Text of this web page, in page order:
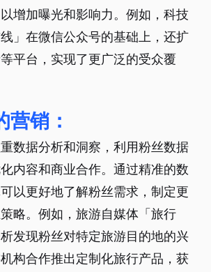
增加曝光和影响力。例如，科技
」在微信公众号的基础上，还扩
平台，实现了更广泛的受众覆
营销：
数据分析和洞察，利用粉丝数据
内容和商业合作。通过精准的数
以更好地了解粉丝需求，制定更
略。例如，旅游自媒体「旅行
发现粉丝对特定旅游目的地的兴
构合作推出定制化旅行产品，获